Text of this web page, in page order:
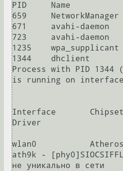
PID     Name
659     NetworkManager
671     avahi-daemon
723     avahi-daemon
1235    wpa_supplicant
1344    dhclient
Process with PID 1344
is running on
Interface       Chipset
Driver
wlan0           Atheros
ath9k -
не уникально в сети